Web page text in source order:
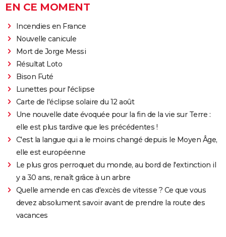
EN CE MOMENT
Incendies en France
Nouvelle canicule
Mort de Jorge Messi
Résultat Loto
Bison Futé
Lunettes pour l'éclipse
Carte de l'éclipse solaire du 12 août
Une nouvelle date évoquée pour la fin de la vie sur Terre :
elle est plus tardive que les précédentes !
C'est la langue qui a le moins changé depuis le Moyen Âge,
elle est européenne
Le plus gros perroquet du monde, au bord de l'extinction il
y a 30 ans, renaît grâce à un arbre
Quelle amende en cas d'excès de vitesse ? Ce que vous
devez absolument savoir avant de prendre la route des
vacances